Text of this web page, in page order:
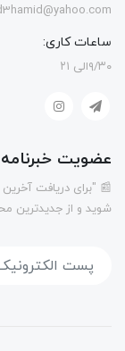
ساعات کاری:
۹/۳۰الی ۲۱
عضویت خبرنامه
📰 "برای دریافت
شوید و از جدیدترین